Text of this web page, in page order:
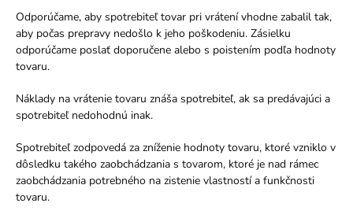
Odporúčame, aby spotrebiteľ tovar pri vrátení vhodne zabalil tak,
aby počas prepravy nedošlo k jeho poškodeniu. Zásielku
odporúčame poslať doporučene alebo s poistením podľa hodnoty
tovaru.
Náklady na vrátenie tovaru znáša spotrebiteľ, ak sa predávajúci a
spotrebiteľ nedohodnú inak.
Spotrebiteľ zodpovedá za zníženie hodnoty tovaru, ktoré vzniklo v
dôsledku takého zaobchádzania s tovarom, ktoré je nad rámec
zaobchádzania potrebného na zistenie vlastností a funkčnosti
tovaru.